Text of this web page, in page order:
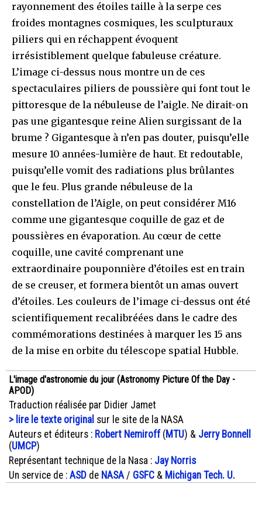
rayonnement des étoiles taille à la serpe ces
froides montagnes cosmiques, les sculpturaux
piliers qui en réchappent évoquent
irrésistiblement quelque fabuleuse créature.
L’image ci-dessus nous montre un de ces
spectaculaires piliers de poussière qui font tout le
pittoresque de la nébuleuse de l’aigle. Ne dirait-on
pas une gigantesque reine Alien surgissant de la
brume ? Gigantesque à n’en pas douter, puisqu’elle
mesure 10 années-lumière de haut. Et redoutable,
puisqu’elle vomit des radiations plus brûlantes
que le feu. Plus grande nébuleuse de la
constellation de l’Aigle, on peut considérer M16
comme une gigantesque coquille de gaz et de
poussières en évaporation. Au cœur de cette
coquille, une cavité comprenant une
extraordinaire pouponnière d’étoiles est en train
de se creuser, et formera bientôt un amas ouvert
d’étoiles. Les couleurs de l’image ci-dessus ont été
scientifiquement recalibréées dans le cadre des
commémorations destinées à marquer les 15 ans
de la mise en orbite du télescope spatial Hubble.
L'image d'astronomie du jour (Astronomy Picture Of the Day -
APOD)
Traduction réalisée par Didier Jamet
> lire le texte original sur le site de la NASA
Auteurs et éditeurs : Robert Nemiroff( MTU) & Jerry Bonnell
(UMCP)
Représentant technique de la Nasa : Jay Norris
Un service de : ASD de NASA/ GSFC & Michigan Tech. U.